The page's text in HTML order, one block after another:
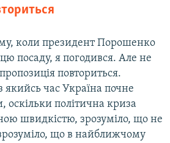
коли президент Порошенко
посаду, я погодився. Але не
повториться.
якийсь час Україна почне
політична криза
швидкістю, зрозуміло, що не
що в найближчому